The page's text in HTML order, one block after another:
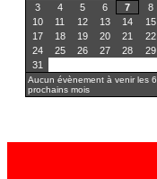
3
4 5 6 7 8
10
11 12 13 14 15
17
18 19 20 21 22
24
25 26 27 28 29
31
Aucun évènement à venir les 6
prochains mois